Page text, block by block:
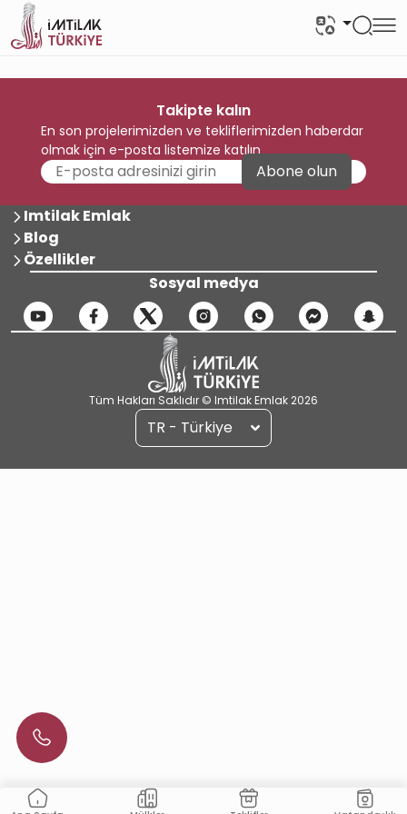
Takipte kalın
En son projelerimizden ve tekliflerimizden haberdar
olmak için e-posta listemize katılın
Abone olun
Imtilak Emlak
Blog
Özellikler
Sosyal medya
Tüm Hakları Saklıdır © Imtilak Emlak 2026
TR - Türkiye